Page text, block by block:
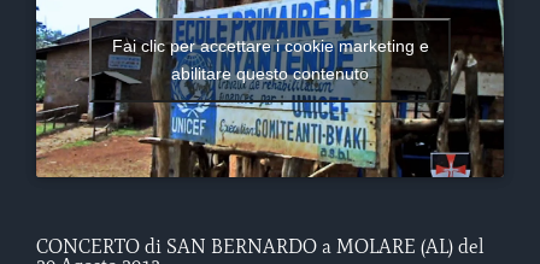
Fai clic per accettare i cookie marketing e
abilitare questo contenuto
CONCERTO di SAN BERNARDO a MOLARE (AL) del